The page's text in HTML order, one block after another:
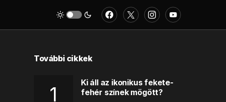
További cikkek
Ki áll az ikonikus fekete-
fehér színek mögött?